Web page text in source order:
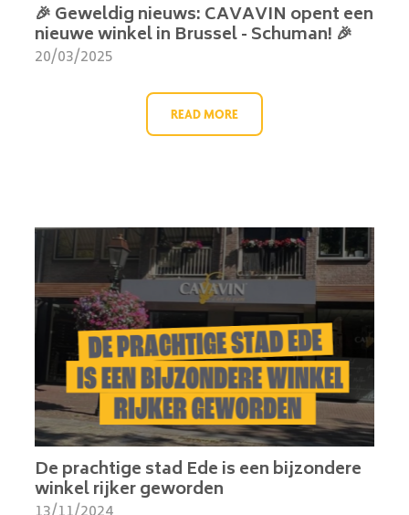
🎉 Geweldig nieuws: CAVAVIN opent een
nieuwe winkel in Brussel - Schuman! 🎉
20/03/2025
READ MORE
De prachtige stad Ede is een bijzondere
winkel rijker geworden